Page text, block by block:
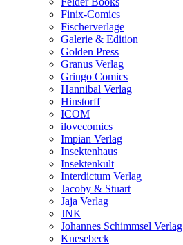
Finix-Comics
Fischerverlage
Galerie & Edition
Golden Press
Granus Verlag
Gringo Comics
Hannibal Verlag
Hinstorff
ICOM
ilovecomics
Impian Verlag
Insektenhaus
Insektenkult
Interdictum Verlag
Jacoby & Stuart
Jaja Verlag
JNK
Johannes Schimmsel Verlag
Knesebeck